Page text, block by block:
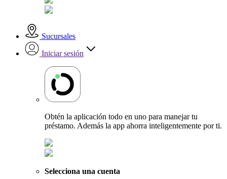
Sucursales
Iniciar sesión
Obtén la aplicación todo en uno para manejar tu
préstamo. Además la app ahorra inteligentemente por ti.
Selecciona una cuenta